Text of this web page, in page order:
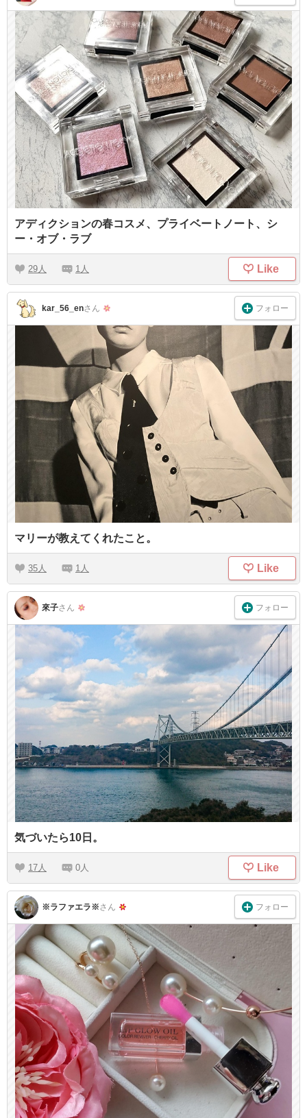
アディクションの春コスメ、プライベートノート、シ
ー・オブ・ラブ
29 1 Like
kar_56_enさん フォロー
マリーが教えてくれたこと。
35 1 Like
來子さん フォロー
気づいたら10日。
17 0 Like
※ラファエラ※さん フォロー